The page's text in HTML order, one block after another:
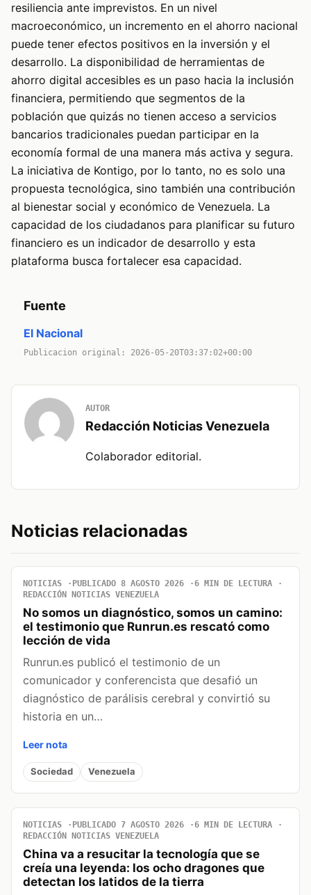
resiliencia ante imprevistos. En un nivel
macroeconómico, un incremento en el ahorro nacional
puede tener efectos positivos en la inversión y el
desarrollo. La disponibilidad de herramientas de
ahorro digital accesibles es un paso hacia la inclusión
financiera, permitiendo que segmentos de la
población que quizás no tienen acceso a servicios
bancarios tradicionales puedan participar en la
economía formal de una manera más activa y segura.
La iniciativa de Kontigo, por lo tanto, no es solo una
propuesta tecnológica, sino también una contribución
al bienestar social y económico de Venezuela. La
capacidad de los ciudadanos para planificar su futuro
financiero es un indicador de desarrollo y esta
plataforma busca fortalecer esa capacidad.
Fuente
El Nacional
Publicacion original: 2026-05-20T03:37:02+00:00
AUTOR
Redacción Noticias Venezuela
Colaborador editorial.
Noticias relacionadas
NOTICIAS PUBLICADO 8 AGOSTO 2026
6 MIN DE LECTURA
REDACCIÓN NOTICIAS VENEZUELA
No somos un diagnóstico, somos un camino:
el testimonio que Runrun.es rescató como
lección de vida
Runrun.es publicó el testimonio de un
comunicador y conferencista que desafió un
diagnóstico de parálisis cerebral y convirtió su
historia en un…
Leer nota
Sociedad Venezuela
NOTICIAS PUBLICADO 7 AGOSTO 2026
6 MIN DE LECTURA
REDACCIÓN NOTICIAS VENEZUELA
China va a resucitar la tecnología que se
creía una leyenda: los ocho dragones que
detectan los latidos de la tierra